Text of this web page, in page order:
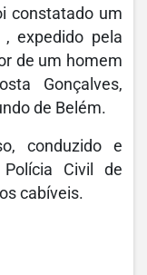
constatado um
expedido pela
de um homem
Gonçalves,
de Belém.
conduzido e
Civil de
cabíveis.